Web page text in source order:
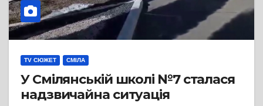
TV СЮЖЕТ СМІЛА
У Смілянській школі №7 сталася
надзвичайна ситуація